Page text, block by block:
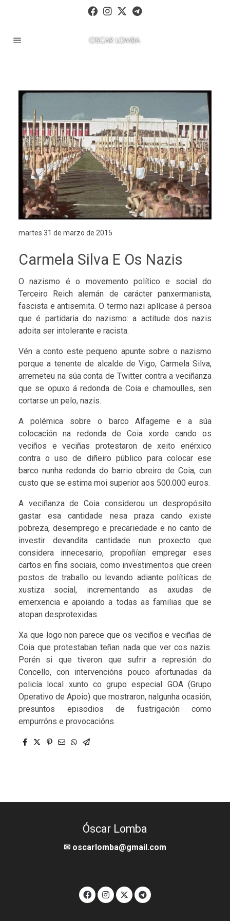
martes 31 de marzo de 2015
Carmela Silva E Os Nazis
O nazismo é o movemento político e social do
Terceiro Reich alemán de carácter panxermanista,
fascista e antisemita. O termo nazi aplícase á persoa
que é partidaria do nazismo: a actitude dos nazis
adoita ser intolerante e racista.
Vén a conto este pequeno apunte sobre o nazismo
porque a tenente de alcalde de Vigo, Carmela Silva,
arremeteu na súa conta de Twitter contra a veciñanza
que se opuxo á redonda de Coia e chamoulles, sen
cortarse un pelo, nazis.
A polémica sobre o barco Alfageme e a súa
colocación na redonda de Coia xorde cando os
veciños e veciñas protestaron de xeito enérxico
contra o uso de diñeiro público para colocar ese
barco nunha redonda do barrio obreiro de Coia, cun
custo que se estima moi superior aos 500.000 euros.
A veciñanza de Coia considerou un despropósito
gastar esa cantidade nesa praza cando existe
pobreza, desemprego e precariedade e no canto de
investir devandita cantidade nun proxecto que
considera innecesario, propoñían empregar eses
cartos en fins sociais, como investimentos que creen
postos de traballo ou levando adiante políticas de
xustiza social, incrementando as axudas de
emerxencia e apoiando a todas as familias que se
atopan desprotexidas.
Xa que logo non parece que os veciños e veciñas de
Coia que protestaban teñan nada que ver cos nazis.
Porén si que tiveron que sufrir a represión do
Concello, con intervencións pouco afortunadas da
policía local xunto co grupo especial GOA (Grupo
Operativo de Apoio) que mostraron, nalgunha ocasión,
presuntos episodios de fustrigación como
empurróns e provocacións.
Óscar Lomba
✉ oscarlomba@gmail.com